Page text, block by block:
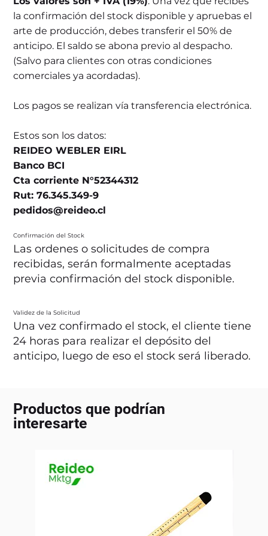
la confirmación del stock disponible y apruebas el
arte de producción, debes transferir el 50% de
anticipo. El saldo se abona previo al despacho.
(Salvo para clientes con otras condiciones
comerciales ya acordadas).
Los pagos se realizan vía transferencia electrónica.
Estos son los datos:
REIDEO WEBLER EIRL
Banco BCI
Cta corriente N°52344312
Rut: 76.345.349-9
pedidos@reideo.cl
Confirmación del Stock
Las ordenes o solicitudes de compra
recibidas, serán formalmente aceptadas
previa confirmación del stock disponible.
Validez de la Solicitud
Una vez confirmado el stock, el cliente tiene
24 horas para realizar el depósito del
anticipo, luego de eso el stock será liberado.
Productos que podrían
interesarte